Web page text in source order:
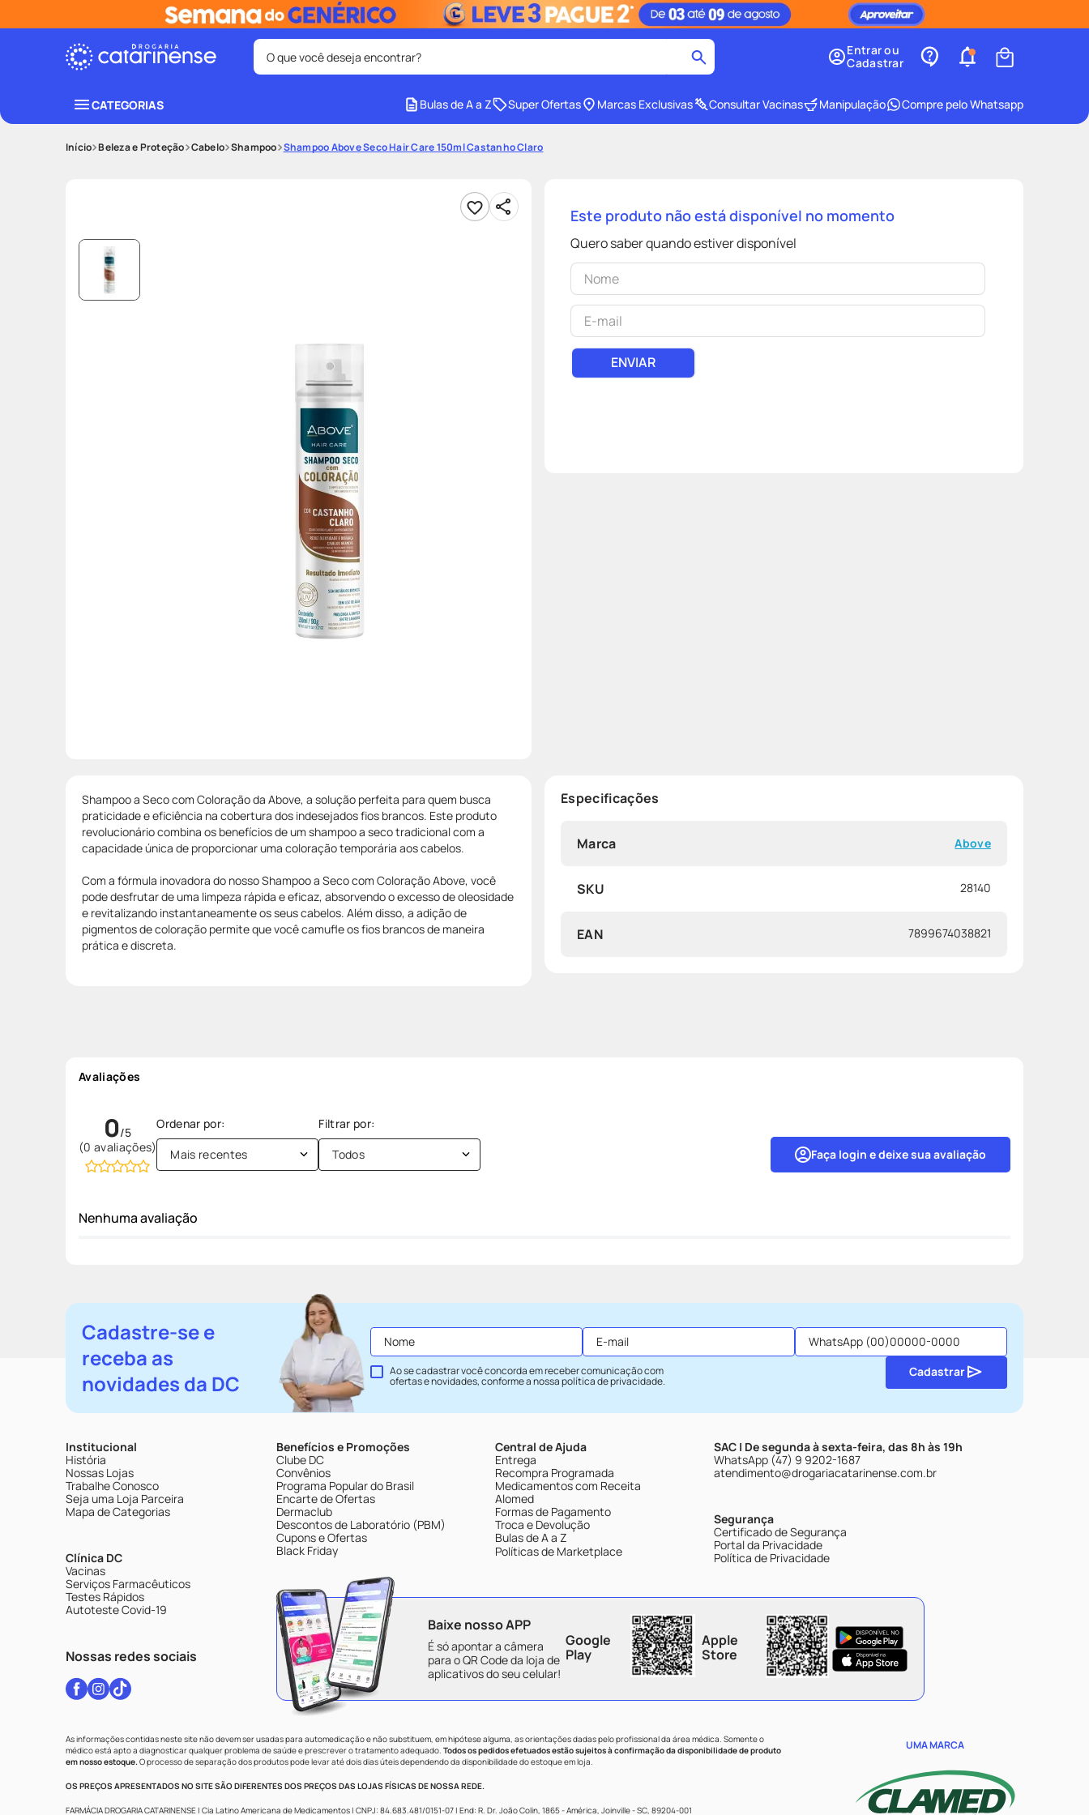
O que você deseja encontrar?
3º shampoo 4º tadalafila
8º desodorante
teste gravidez
Entrar ou
Cadastrar
CATEGORIAS Bulas de A a Z Super Ofertas Marcas Exclusivas Consultar Vacinas Manipulação Compre pelo Whatsapp
Beleza e Proteção Cabelo Shampoo Shampoo Above Seco Hair Care 150ml Castanho Claro
Este produto não está disponível no momento
Quero saber quando estiver disponível
ENVIAR
Shampoo a Seco com Coloração da Above, a solução perfeita para quem busca
praticidade e eficiência na cobertura dos indesejados fios brancos. Este produto
revolucionário combina os benefícios de um shampoo a seco tradicional com a
capacidade única de proporcionar uma coloração temporária aos cabelos.
Com a fórmula inovadora do nosso Shampoo a Seco com Coloração Above, você
pode desfrutar de uma limpeza rápida e eficaz, absorvendo o excesso de oleosidade
e revitalizando instantaneamente os seus cabelos. Além disso, a adição de
pigmentos de coloração permite que você camufle os fios brancos de maneira
prática e discreta.
Especificações
Marca Above
SKU 28140
EAN 7899674038821
Avaliações
0
(0 avaliações) Faça login e deixe sua avaliação
Mais recentes Todos
Nenhuma avaliação
Cadastre-se e
receba as
novidades da DC
Ao se cadastrar você concorda em receber comunicação com
ofertas e novidades, conforme a nossapolítica de privacidade.
Cadastrar
Institucional
História
Nossas Lojas
Trabalhe Conosco
Seja uma Loja Parceira
Mapa de Categorias
Clínica DC
Vacinas
Serviços Farmacêuticos
Testes Rápidos
Autoteste Covid-19
Nossas redes sociais
Benefícios e Promoções
Clube DC
Convênios
Programa Popular do Brasil
Encarte de Ofertas
Dermaclub
Descontos de Laboratório (PBM)
Cupons e Ofertas
Black Friday
Central de Ajuda
Entrega
Recompra Programada
Medicamentos com Receita
Alomed
Formas de Pagamento
Troca e Devolução
Bulas de A a Z
Políticas de Marketplace
SAC | De segunda à sexta-feira, das 8h às 19h
WhatsApp (47) 9 9202-1687
atendimento@drogariacatarinense.com.br
Segurança
Certificado de Segurança
Portal da Privacidade
Política de Privacidade
Baixe nosso APP
É só apontar a câmera
para o QR Code da loja de
aplicativos do seu celular!
Google
Play
Apple
Store
As informações contidas neste site não devem ser usadas para automedicação e não substituem, em hipótese alguma, as orientações dadas pelo profissional da área médica. Somente o
médico está apto a diagnosticar qualquer problema de saúde e prescrever o tratamento adequado. Todos os pedidos efetuados estão sujeitos à confirmação da disponibilidade de produto
em nosso estoque.O processo de separação dos produtos pode levar até dois dias úteis dependendo da disponibilidade do estoque em loja.
OS PREÇOS APRESENTADOS NO SITE SÃO DIFERENTES DOS PREÇOS DAS LOJAS FÍSICAS DE NOSSA REDE.
FARMÁCIA DROGARIA CATARINENSE | Cia Latino Americana de Medicamentos | CNPJ: 84.683.481/0151-07 | End: R. Dr. João Colin, 1865 - América, Joinville - SC, 89204-001
UMA MARCA